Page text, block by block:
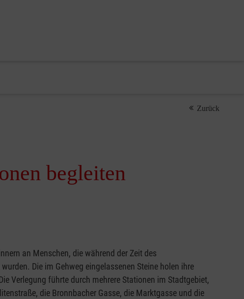
Zurück
begleiten
an Menschen, die während der Zeit des
Die im Gehweg eingelassenen Steine holen ihre
Verlegung führte durch mehrere Stationen im Stadtgebiet,
die Bronnbacher Gasse, die Marktgasse und die